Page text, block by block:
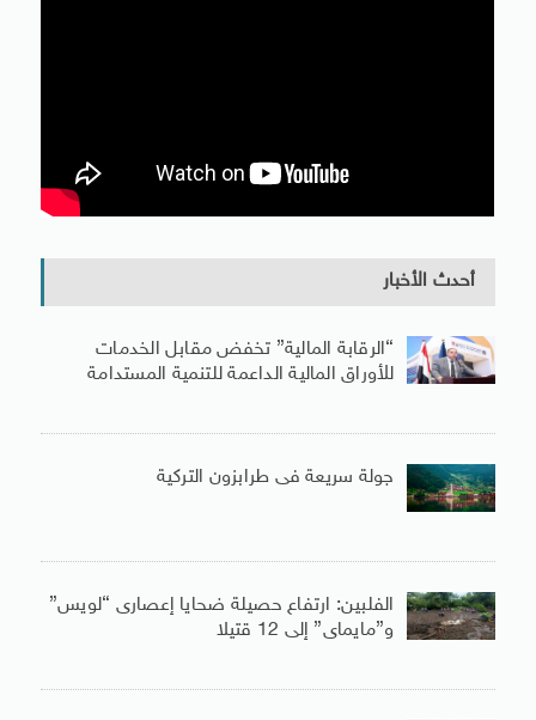
أحدث الأخبار
“الرقابة المالية” تخفض مقابل الخدمات
للأوراق المالية الداعمة للتنمية المستدامة
جولة سريعة فى طرابزون التركية
الفلبين: ارتفاع حصيلة ضحايا إعصارى “لويس”
و”مايماى” إلى 12 قتيلا